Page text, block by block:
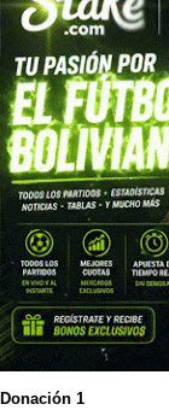
Donación 1